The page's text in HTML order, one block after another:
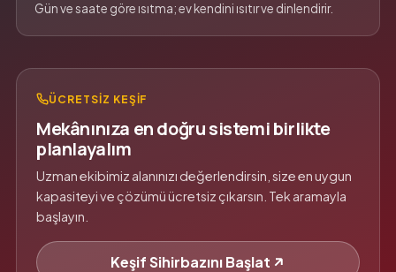
Gün ve saate göre ısıtma; ev kendini ısıtır ve dinlendirir.
ÜCRETSIZ KEŞIF
Mekânınıza en doğru sistemi birlikte
planlayalım
Uzman ekibimiz alanınızı değerlendirsin, size en uygun
kapasiteyi ve çözümü ücretsiz çıkarsın. Tek aramayla
başlayın.
Keşif Sihirbazını Başlat